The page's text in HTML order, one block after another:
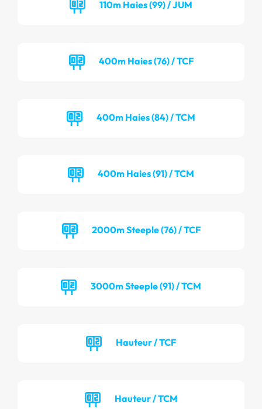
110m Haies (99) / JUM
400m Haies (76) / TCF
400m Haies (84) / TCM
400m Haies (91) / TCM
2000m Steeple (76) / TCF
3000m Steeple (91) / TCM
Hauteur / TCF
Hauteur / TCM